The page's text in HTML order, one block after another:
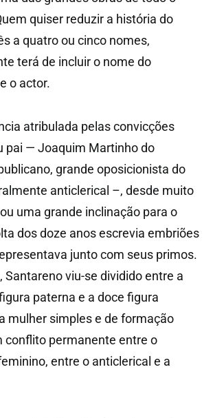
quiser reduzir a história do
a quatro ou cinco nomes,
terá de incluir o nome do
o actor.
atribulada pelas convicções
pai — Joaquim Martinho do
grande oposicionista do
anticlerical –, desde muito
uma grande inclinação para o
dos doze anos escrevia embriões
junto com seus primos.
Santareno viu-se dividido entre a
paterna e a doce figura
mulher simples e de formação
conflito permanente entre o
entre o anticlerical e a